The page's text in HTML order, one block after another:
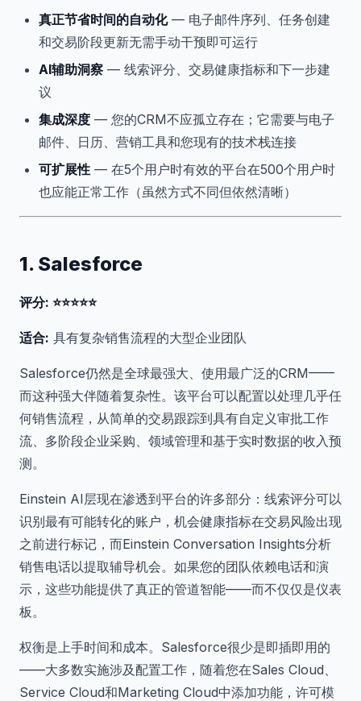
真正节省时间的自动化— 电子邮件序列、任务创建
和交易阶段更新无需手动干预即可运行
AI辅助洞察 — 线索评分、交易健康指标和下一步建
议
集成深度 — 您的CRM不应孤立存在；它需要与电子
邮件、日历、营销工具和您现有的技术栈连接
可扩展性 — 在5个用户时有效的平台在500个用户时
也应能正常工作（虽然方式不同但依然清晰）
1. Salesforce
评分: ⭐⭐⭐⭐⭐
适合: 具有复杂销售流程的大型企业团队
Salesforce仍然是全球最强大、使用最广泛的CRM——
而这种强大伴随着复杂性。该平台可以配置以处理几乎任
何销售流程，从简单的交易跟踪到具有自定义审批工作
流、多阶段企业采购、领域管理和基于实时数据的收入预
测。
Einstein AI层现在渗透到平台的许多部分：线索评分可以
识别最有可能转化的账户，机会健康指标在交易风险出现
之前进行标记，而Einstein Conversation Insights分析
销售电话以提取辅导机会。如果您的团队依赖电话和演
示，这些功能提供了真正的管道智能——而不仅仅是仪表
板。
权衡是上手时间和成本。Salesforce很少是即插即用的
——大多数实施涉及配置工作，随着您在Sales Cloud、
Service Cloud和Marketing Cloud中添加功能，许可模